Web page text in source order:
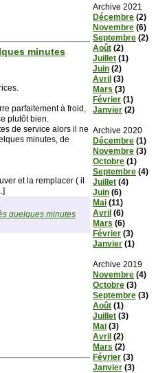
Archive 2021
Décembre (2)
Novembre (6)
Septembre (2)
Août (2)
Juillet (1)
Juin (2)
Avril (3)
Mars (3)
Février (1)
Janvier (2)
Archive 2020
Décembre (1)
Novembre (3)
Octobre (1)
Septembre (4)
Juillet (4)
Juin (6)
Mai (11)
Avril (6)
Mars (6)
Février (3)
Janvier (1)
Archive 2019
Novembre (4)
Octobre (3)
Septembre (3)
Août (1)
Juillet (3)
Mai (3)
Avril (2)
Mars (2)
Février (3)
Janvier (3)
minutes
parfaitement à froid,
plutôt bien.
de service alors il ne
minutes, de
et la remplacer ( il
quelques minutes